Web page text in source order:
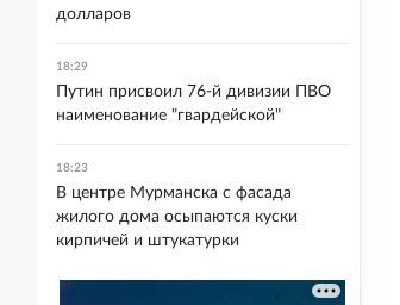
долларов
18:29
Путин присвоил 76-й дивизии ПВО
наименование "гвардейской"
18:23
В центре Мурманска с фасада
жилого дома осыпаются куски
кирпичей и штукатурки